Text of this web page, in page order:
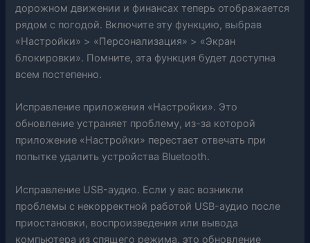
дорожном движении и финансах теперь отображается
рядом с погодой. Включите эту функцию, выбрав
«Настройки» > «Персонализация» > «Экран
блокировки». Помните, эта функция будет доступна
всем постепенно.
Исправление приложения «Настройки». Это
обновление устраняет проблему, из-за которой
приложение «Настройки» перестает отвечать при
попытке удалить устройства Bluetooth.
Исправление USB-аудио. Если у вас возникли
проблемы с некорректной работой USB-аудио после
приостановки, воспроизведения или вывода
компьютера из спящего режима, это обновление